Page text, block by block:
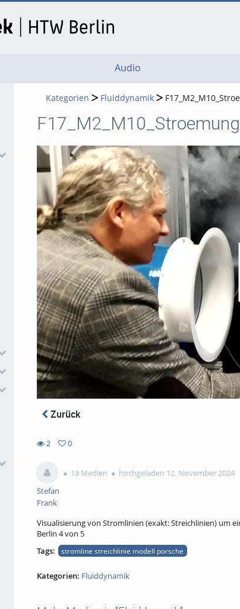
Audio
Kategorien Fluiddynamik
Zurück
2
views
0
favorites
Stefan
Frank
13 Medien hochgeladen 12. November 2024
Visualisierung von Stromlinien (exakt: Streichlinien) um
Berlin 4 von 5
Tags:
stromline streichlinie modell porsche
Kategorien: Fluiddynamik